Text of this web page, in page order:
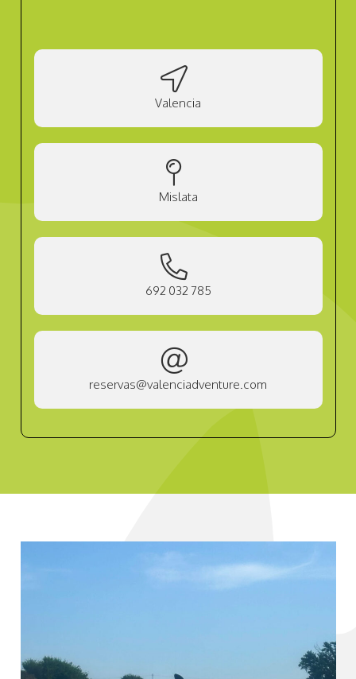
Valencia
Mislata
692 032 785
reservas@valenciadventure.com